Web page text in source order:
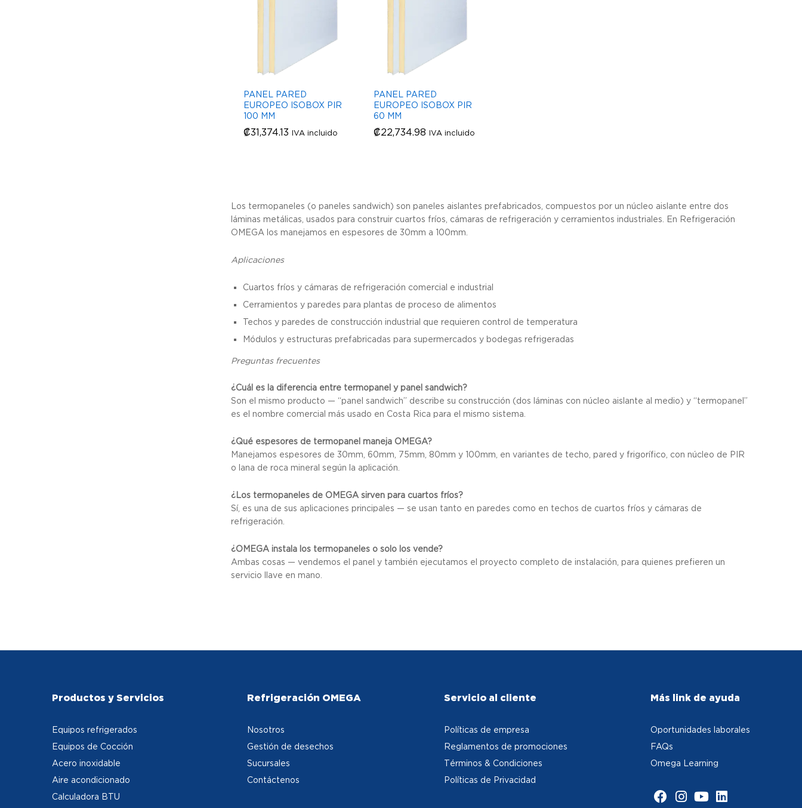
PANEL PARED
EUROPEO ISOBOX PIR
100 MM
₡31,374.13 IVA incluido
₡31,374.13
PANEL PARED
EUROPEO ISOBOX PIR
60 MM
₡22,734.98 IVA incluido
₡22,734.98
Los termopaneles (o paneles sandwich) son paneles aislantes prefabricados, compuestos por un núcleo aislante entre dos
láminas metálicas, usados para construir cuartos fríos, cámaras de refrigeración y cerramientos industriales. En Refrigeración
OMEGA los manejamos en espesores de 30mm a 100mm.
Aplicaciones
Cuartos fríos y cámaras de refrigeración comercial e industrial
Cerramientos y paredes para plantas de proceso de alimentos
Techos y paredes de construcción industrial que requieren control de temperatura
Módulos y estructuras prefabricadas para supermercados y bodegas refrigeradas
Preguntas frecuentes
¿Cuál es la diferencia entre termopanel y panel sandwich?
Son el mismo producto — “panel sandwich” describe su construcción (dos láminas con núcleo aislante al medio) y “termopanel”
es el nombre comercial más usado en Costa Rica para el mismo sistema.
¿Qué espesores de termopanel maneja OMEGA?
Manejamos espesores de 30mm, 60mm, 75mm, 80mm y 100mm, en variantes de techo, pared y frigorífico, con núcleo de PIR
o lana de roca mineral según la aplicación.
¿Los termopaneles de OMEGA sirven para cuartos fríos?
Sí, es una de sus aplicaciones principales — se usan tanto en paredes como en techos de cuartos fríos y cámaras de
refrigeración.
¿OMEGA instala los termopaneles o solo los vende?
Ambas cosas — vendemos el panel y también ejecutamos el proyecto completo de instalación, para quienes prefieren un
servicio llave en mano.
Productos y Servicios
Equipos refrigerados
Equipos de Cocción
Acero inoxidable
Aire acondicionado
Calculadora BTU
Refrigeración OMEGA
Nosotros
Gestión de desechos
Sucursales
Contáctenos
Servicio al cliente
Políticas de empresa
Reglamentos de promociones
Términos & Condiciones
Políticas de Privacidad
Más link de ayuda
Oportunidades laborales
FAQs
Omega Learning